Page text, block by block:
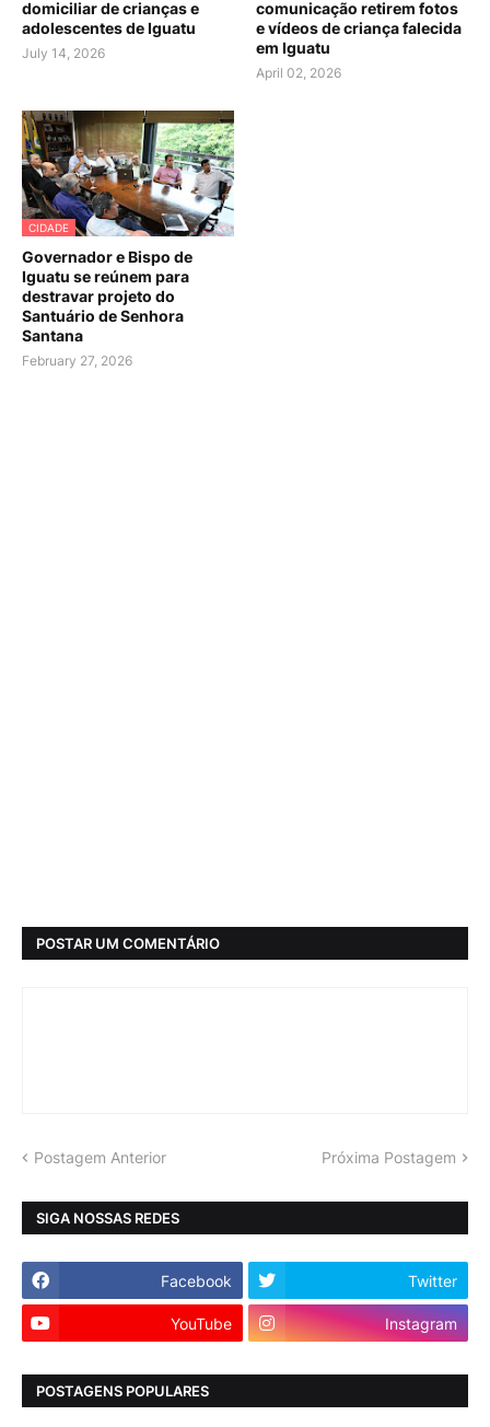
domiciliar de crianças e
adolescentes de Iguatu
July 14, 2026
comunicação retirem fotos
e vídeos de criança falecida
em Iguatu
April 02, 2026
CIDADE
Governador e Bispo de
Iguatu se reúnem para
destravar projeto do
Santuário de Senhora
Santana
February 27, 2026
POSTAR UM COMENTÁRIO
Postagem Anterior Próxima Postagem
SIGA NOSSAS REDES
Facebook Twitter
YouTube Instagram
POSTAGENS POPULARES